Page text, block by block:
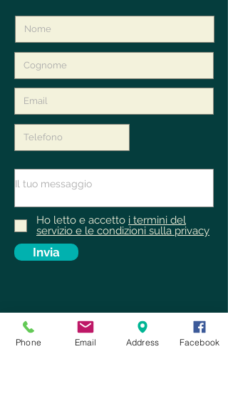
Ho letto e accetto i termini del
servizio e le condizioni sulla privacy
Invia
Phone Email Address Facebook